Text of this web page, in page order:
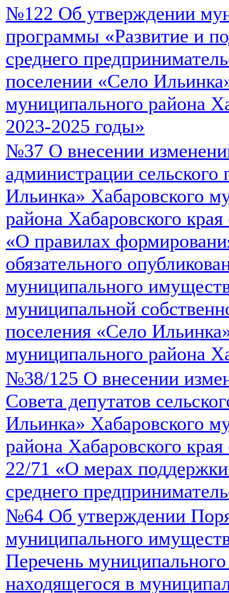
№122 Об утверждении
программы «Развитие и
среднего
поселении «Село
муниципального района
2023-2025 годы»
№37 О внесении
администрации сельского
Ильинка» Хабаровского
района Хабаровского
«О правилах
обязательного
муниципального
муниципальной
поселения «Село
муниципального района
№38/125 О внесении
Совета депутатов
Ильинка» Хабаровского
района Хабаровского
22/71 «О мерах
среднего
№64 Об утверждении
муниципального
Перечень
находящегося в